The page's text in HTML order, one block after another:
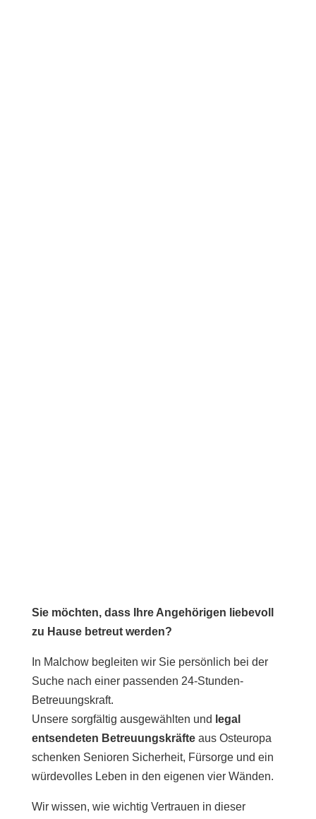
Sie möchten, dass Ihre Angehörigen liebevoll
zu Hause betreut werden?
In Malchow begleiten wir Sie persönlich bei der
Suche nach einer passenden 24-Stunden-
Betreuungskraft.
Unsere sorgfältig ausgewählten und legal
entsendeten Betreuungskräfteaus Osteuropa
schenken Senioren Sicherheit, Fürsorge und ein
würdevolles Leben in den eigenen vier Wänden.
Wir wissen, wie wichtig Vertrauen in dieser